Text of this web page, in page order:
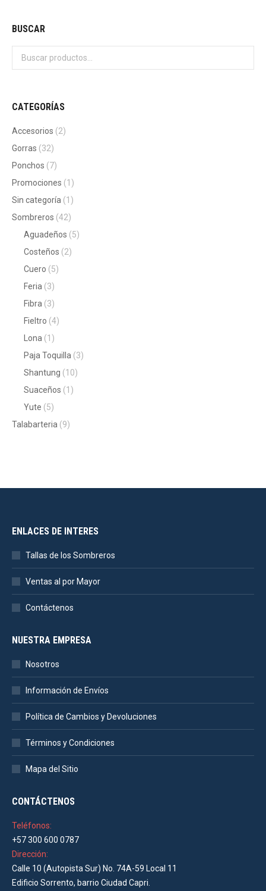
BUSCAR
CATEGORÍAS
Accesorios (2)
Gorras (32)
Ponchos (7)
Promociones (1)
Sin categoría (1)
Sombreros (42)
Aguadeños (5)
Costeños (2)
Cuero (5)
Feria (3)
Fibra (3)
Fieltro (4)
Lona (1)
Paja Toquilla (3)
Shantung (10)
Suaceños (1)
Yute (5)
Talabarteria (9)
ENLACES DE INTERES
Tallas de los Sombreros
Ventas al por Mayor
Contáctenos
NUESTRA EMPRESA
Nosotros
Información de Envíos
Política de Cambios y Devoluciones
Términos y Condiciones
Mapa del Sitio
CONTÁCTENOS
Teléfonos:
+57 300 600 0787
Dirección:
Calle 10 (Autopista Sur) No. 74A-59 Local 11
Edificio Sorrento, barrio Ciudad Capri.